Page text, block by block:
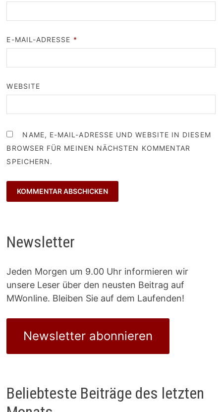
E-MAIL-ADRESSE *
WEBSITE
NAME, E-MAIL-ADRESSE UND WEBSITE IN DIESEM
BROWSER FÜR MEINEN NÄCHSTEN KOMMENTAR
SPEICHERN.
Newsletter
Jeden Morgen um 9.00 Uhr informieren wir
unsere Leser über den neusten Beitrag auf
MWonline. Bleiben Sie auf dem Laufenden!
Newsletter abonnieren
Beliebteste Beiträge des letzten